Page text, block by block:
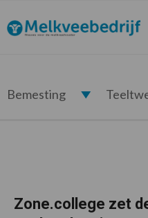
de
hoofdnavigatie
de
hoofd
de
eerste
de
voettekst
Melkveebedrijf.nl
Bemesting
Zone.college zet